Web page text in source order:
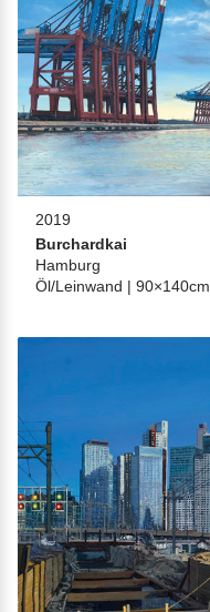
2019
Burchardkai
Hamburg
Öl/Leinwand | 90×140cm